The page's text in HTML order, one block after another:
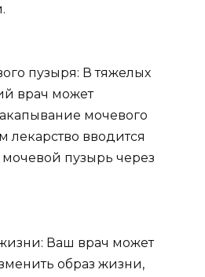
пузыря: В тяжелых
врач может
мочевого
лекарство вводится
пузырь через
Ваш врач может
образ жизни,